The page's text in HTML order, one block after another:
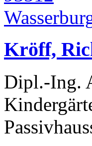
Kröff,
Dipl.-Ing.